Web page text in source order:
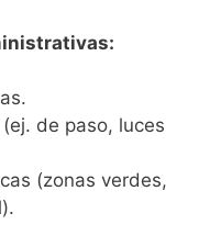
de paso, luces
(zonas verdes,